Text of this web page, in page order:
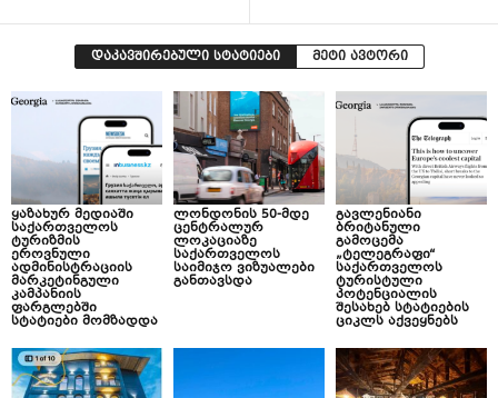
დაკავშირებული სტატიები მეტი ავტორი
ყაზახურ მედიაში
საქართველოს
ტურიზმის
ეროვნული
ადმინისტრაციის
მარკეტინგული
კამპანიის
ფარგლებში
სტატიები მომზადდა
ლონდონის 50-მდე
ცენტრალურ
ლოკაციაზე
საქართველოს
საიმიჯო ვიზუალები
განთავსდა
გავლენიანი
ბრიტანული
გამოცემა
„ტელეგრაფი“
საქართველოს
ტურისტული
პოტენციალის
შესახებ სტატიების
ციკლს აქვეყნებს